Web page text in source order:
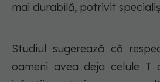
mai durabilă, potrivit
Studiul sugerează că
oameni avea deja celule T